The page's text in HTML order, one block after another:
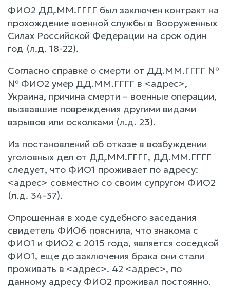
ФИО2 ДД.ММ.ГГГГ был заключен контракт на
прохождение военной службы в Вооруженных
Силах Российской Федерации на срок один
год (л.д. 18-22).
Согласно справке о смерти от ДД.ММ.ГГГГ №
№ ФИО2 умер ДД.ММ.ГГГГ в <адрес>,
Украина, причина смерти – военные операции,
вызвавшие повреждения другими видами
взрывов или осколками (л.д. 23).
Из постановлений об отказе в возбуждении
уголовных дел от ДД.ММ.ГГГГ, ДД.ММ.ГГГГ
следует, что ФИО1 проживает по адресу:
<адрес> совместно со своим супругом ФИО2
(л.д. 34-37).
Опрошенная в ходе судебного заседания
свидетель ФИО6 пояснила, что знакома с
ФИО1 и ФИО2 с 2015 года, является соседкой
ФИО1, еще до заключения брака они стали
проживать в <адрес>. 42 <адрес>, по
данному адресу ФИО2 проживал постоянно.